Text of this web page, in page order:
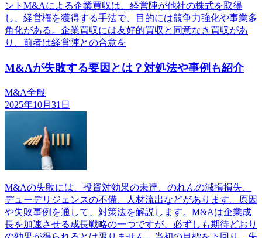
ントM&Aによる企業買収は、経営陣が他社の株式を取得
し、経営権を獲得する手法で、目的には競争力強化や事業多
角化がある。企業買収には友好的買収と同意なき買収があ
り、前者は経営陣との合意を
M&Aが失敗する要因とは？対処法や事例も紹介
M&A全般
2025年10月31日
M&Aの失敗には、投資対効果の未達、のれんの減損損失、
デューデリジェンスの不備、人材流出などがあります。原因
や失敗事例を通して、対策法を解説します。M&Aは企業成
長を加速させる成長戦略の一つですが、必ずしも期待どおり